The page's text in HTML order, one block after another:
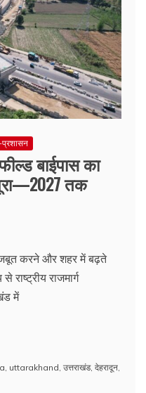
बाईपास का
पूरा—2027 तक
करने और शहर में बढ़ते
राष्ट्रीय राजमार्ग
में
, uttarakhand, उत्तराखंड, देहरादून,